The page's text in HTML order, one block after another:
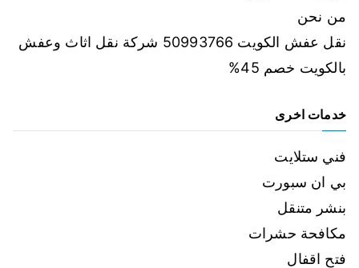
من نحن
نقل عفش الكويت 50993766 شركة نقل اثاث وعفش
بالكويت خصم 45%
خدمات اخرى
فني ستلايت
بي ان سبورت
بنشر متنقل
مكافحة حشرات
فتح اقفال